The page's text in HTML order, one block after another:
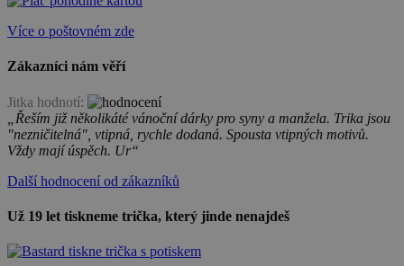
Více o poštovném zde
Zákazníci nám věří
Jitka hodnotí:
„Řeším již několikáté vánoční dárky pro syny a manžela. Trika jsou
"nezničitelná", vtipná, rychle dodaná. Spousta vtipných motivů.
Vždy mají úspěch. Ur“
Další hodnocení od zákazníků
Už 19 let tiskneme trička, který jinde nenajdeš